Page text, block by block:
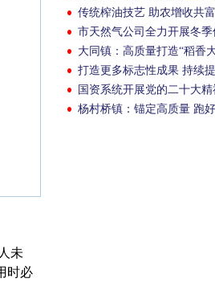
传统榨油技艺 助农增收共富
市天然气公司全力开展冬
大同镇：高质量打造“稻香
打造更多标志性成果 持续
得感
国资系统开展党的二十大
杨村桥镇：锚定高质量 跑
未
时必